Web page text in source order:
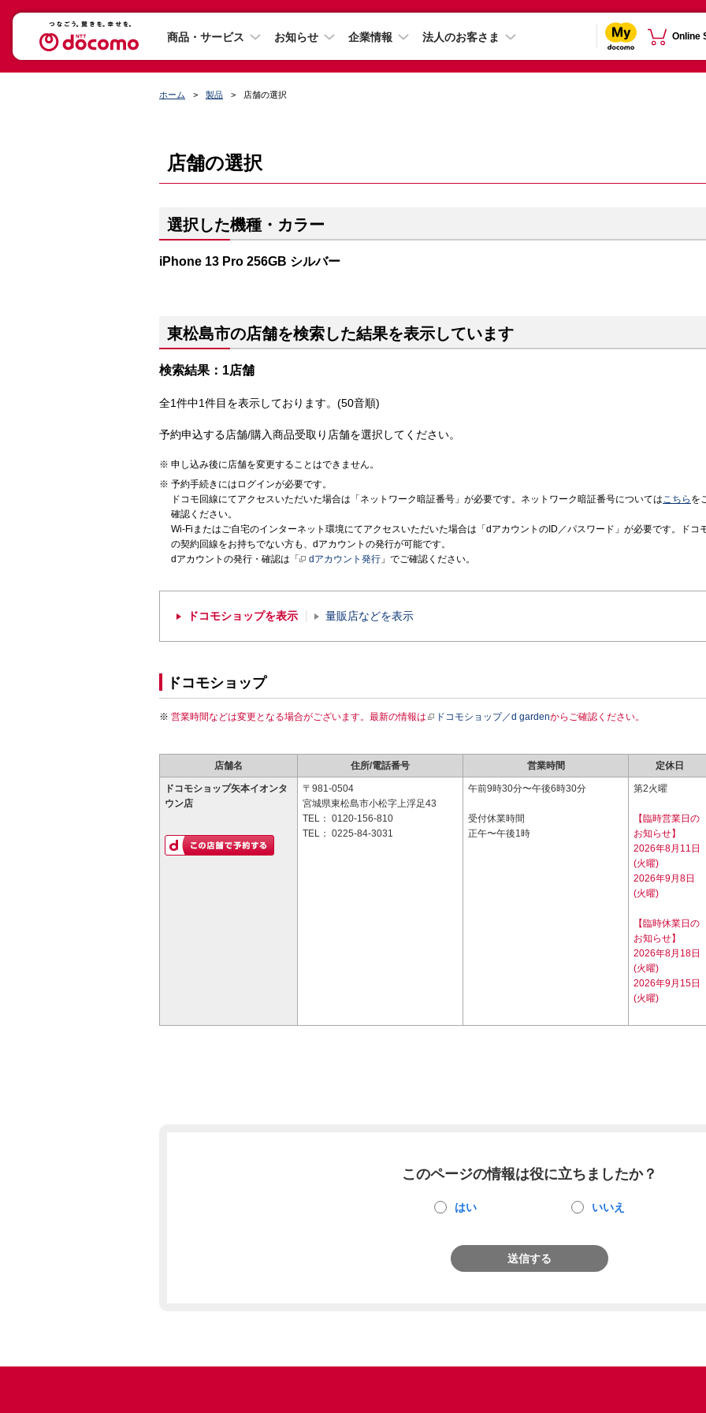
商品・サービス お知らせ 企業情報 法人のお客さま Online
ホーム 製品 店舗の選択
店舗の選択
選択した機種・カラー
iPhone 13 Pro 256GB シルバー
東松島市の店舗を検索した結果を表示しています
検索結果：1店舗
全1件中1件目を表示しております。(50音順)
予約申込する店舗/購入商品受取り店舗を選択してください。
申し込み後に店舗を変更することはできません。
予約手続きにはログインが必要です。
ドコモ回線にてアクセスいただいた場合は「ネットワーク暗証番号」が必要です。ネットワーク暗証番号についてはこちら を
確認ください。
Wi-Fiまたはご自宅のインターネット環境にてアクセスいただいた場合は「dアカウントのID／パスワード」が必要です。ドコ
の契約回線をお持ちでない方も、dアカウントの発行が可能です。
dアカウントの発行・確認は「
dアカウント発行 」でご確認ください。
ドコモショップを表示 量販店などを表示
ドコモショップ
営業時間などは変更となる場合がございます。最新の情報は ドコモショップ／d gardenからご確認ください。
店舗名 住所/電話番号 営業時間 定休日
ドコモショップ矢本イオンタ
ウン店
〒981-0504
宮城県東松島市小松字上浮足43
TEL： 0120-156-810
TEL： 0225-84-3031
午前9時30分〜午後6時30分
受付休業時間
正午〜午後1時
第2火曜
【臨時営業日の
お知らせ】
2026年8月11日
(火曜)
2026年9月8日
(火曜)
【臨時休業日の
お知らせ】
2026年8月18日
(火曜)
2026年9月15日
(火曜)
このページの情報は役に立ちましたか？
はい いいえ
送信する